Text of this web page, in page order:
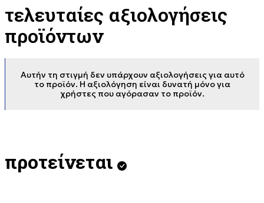
τελευταίες αξιολογήσεις
προϊόντων
Αυτήν τη στιγμή δεν υπάρχουν αξιολογήσεις για αυτό
το προϊόν. Η αξιολόγηση είναι δυνατή μόνο για
χρήστες που αγόρασαν το προϊόν.
προτείνεται